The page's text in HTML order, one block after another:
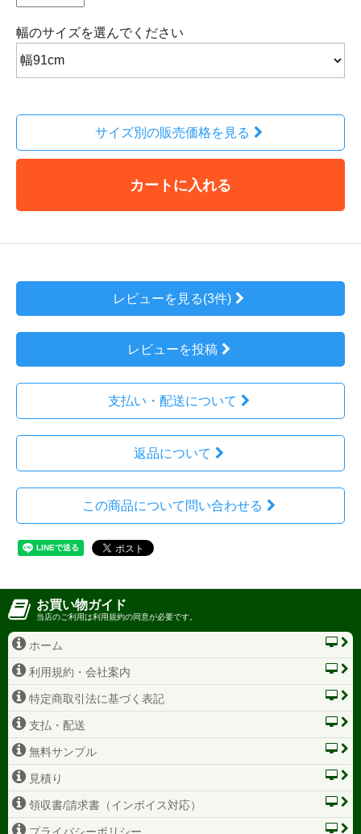
幅のサイズを選んでください
サイズ別の販売価格を見る
カートに入れる
レビューを見る(3件)
レビューを投稿
支払い・配送について
返品について
この商品について問い合わせる
お買い物ガイド
当店のご利用は利用規約の同意が必要です。
ホーム
利用規約・会社案内
特定商取引法に基づく表記
支払・配送
無料サンプル
見積り
領収書/請求書（インボイス対応）